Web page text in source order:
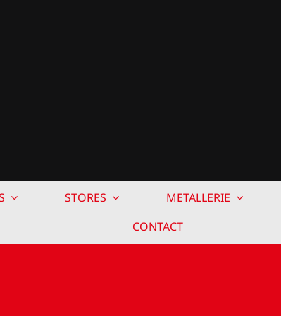
STORES METALLERIE
CONTACT